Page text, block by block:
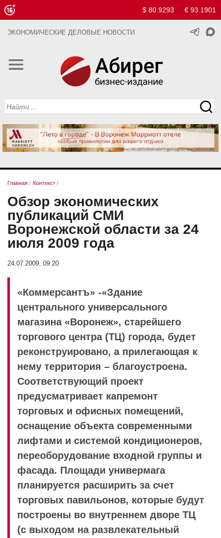
$ 80.9293 € 93.1901
ЭКОНОМИЧЕСКИЕ ДЕЛОВЫЕ НОВОСТИ
Главная / Контекст /
Обзор экономических
публикаций СМИ
Воронежской области за 24
июля 2009 года
24.07.2009, 09:20
«Коммерсантъ» -«Здание
центрального универсального
магазина «Воронеж», старейшего
торгового центра (ТЦ) города, будет
реконструировано, а прилегающая к
нему территория – благоустроена.
Соответствующий проект
предусматривает капремонт
торговых и офисных помещений,
оснащение объекта современными
лифтами и системой кондиционеров,
переоборудование входной группы и
фасада. Площади универмага
планируется расширить за счет
торговых павильонов, которые будут
построены во внутреннем дворе ТЦ
(с выходом на развлекательный